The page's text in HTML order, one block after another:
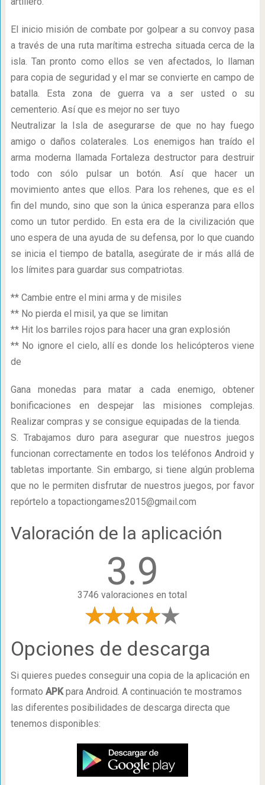
El inicio misión de combate por golpear a su convoy pasa
a través de una ruta marítima estrecha situada cerca de la
isla. Tan pronto como ellos se ven afectados, lo llaman
para copia de seguridad y el mar se convierte en campo de
batalla. Esta zona de guerra va a ser usted o su
cementerio. Así que es mejor no ser tuyo
Neutralizar la Isla de asegurarse de que no hay fuego
amigo o daños colaterales. Los enemigos han traído el
arma moderna llamada Fortaleza destructor para destruir
todo con sólo pulsar un botón. Así que hacer un
movimiento antes que ellos. Para los rehenes, que es el
fin del mundo, sino que son la única esperanza para ellos
como un tutor perdido. En esta era de la civilización que
uno espera de una ayuda de su defensa, por lo que cuando
se inicia el tiempo de batalla, asegúrate de ir más allá de
los límites para guardar sus compatriotas.
** Cambie entre el mini arma y de misiles
** No pierda el misil, ya que se limitan
** Hit los barriles rojos para hacer una gran explosión
** No ignore el cielo, allí es donde los helicópteros viene
de
Gana monedas para matar a cada enemigo, obtener
bonificaciones en despejar las misiones complejas.
Realizar compras y se consigue equipadas de la tienda.
S. Trabajamos duro para asegurar que nuestros juegos
funcionan correctamente en todos los teléfonos Android y
tabletas importante. Sin embargo, si tiene algún problema
que no le permiten disfrutar de nuestros juegos, por favor
repórtelo a topactiongames2015@gmail.com
Valoración de la aplicación
3.9
3746 valoraciones en total
Opciones de descarga
Si quieres puedes conseguir una copia de la aplicación en
formato APKpara Android. A continuación te mostramos
las diferentes posibilidades de descarga directa que
tenemos disponibles: